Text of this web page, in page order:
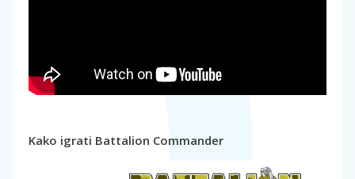
Kako igrati Battalion Commander